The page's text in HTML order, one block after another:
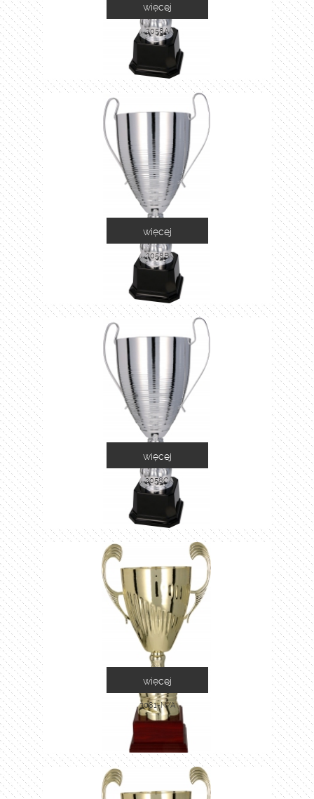
2058A
więcej
2058B
więcej
2058C
więcej
3081-N/A
więcej